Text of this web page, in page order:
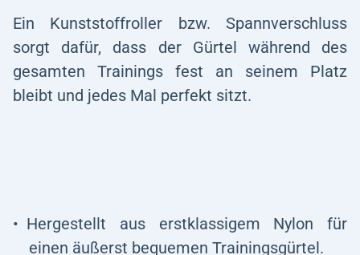
Ein Kunststoffroller bzw. Spannverschluss
sorgt dafür, dass der Gürtel während des
gesamten Trainings fest an seinem Platz
bleibt und jedes Mal perfekt sitzt.
Hergestellt aus erstklassigem Nylon für
einen äußerst bequemen Trainingsgürtel.